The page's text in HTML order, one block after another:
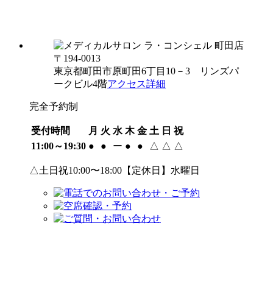
〒194-0013
東京都町田市原町田6丁目10－3 リンズパ
ークビル4階アクセス詳細
完全予約制
受付時間 月 火 水 木 金 土 日 祝
11:00～19:30 ● ● ー ● ● △ △ △
△土日祝10:00〜18:00【定休日】水曜日